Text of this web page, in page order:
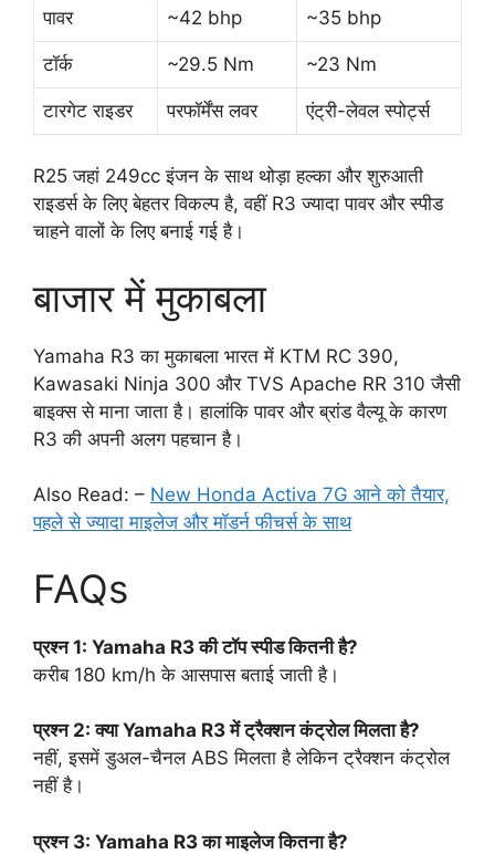
पावर ~42 bhp ~35 bhp
टॉर्क ~29.5 Nm ~23 Nm
टारगेट राइडर परफॉर्मेंस लवर एंट्री-लेवल स्पोर्ट्स
R25 जहां 249cc इंजन के साथ थोड़ा हल्का और शुरुआती
राइडर्स के लिए बेहतर विकल्प है, वहीं R3 ज्यादा पावर और स्पीड
चाहने वालों के लिए बनाई गई है।
बाजार में मुकाबला
Yamaha R3 का मुकाबला भारत में KTM RC 390,
Kawasaki Ninja 300 और TVS Apache RR 310 जैसी
बाइक्स से माना जाता है। हालांकि पावर और ब्रांड वैल्यू के कारण
R3 की अपनी अलग पहचान है।
Also Read: – New Honda Activa 7G आने को तैयार,
पहले से ज्यादा माइलेज और मॉडर्न फीचर्स के साथ
FAQs
प्रश्न 1: Yamaha R3 की टॉप स्पीड कितनी है?
करीब 180 km/h के आसपास बताई जाती है।
प्रश्न 2: क्या Yamaha R3 में ट्रैक्शन कंट्रोल मिलता है?
नहीं, इसमें डुअल-चैनल ABS मिलता है लेकिन ट्रैक्शन कंट्रोल
नहीं है।
प्रश्न 3: Yamaha R3 का माइलेज कितना है?